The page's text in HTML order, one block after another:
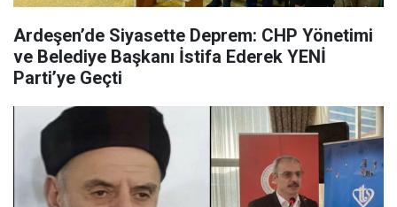
Ardeşen’de Siyasette Deprem: CHP Yönetimi
ve Belediye Başkanı İstifa Ederek YENİ
Parti’ye Geçti